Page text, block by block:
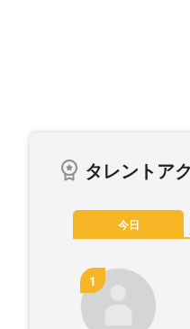
タレントア
今日